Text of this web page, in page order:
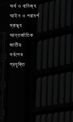
অর্থ ও বানিজ্য
আইন ও পরামর্শ
স্বাস্থ্য
আন্তর্জাতিক
জাতীয়
সর্বশেষ
প্রযুক্তি